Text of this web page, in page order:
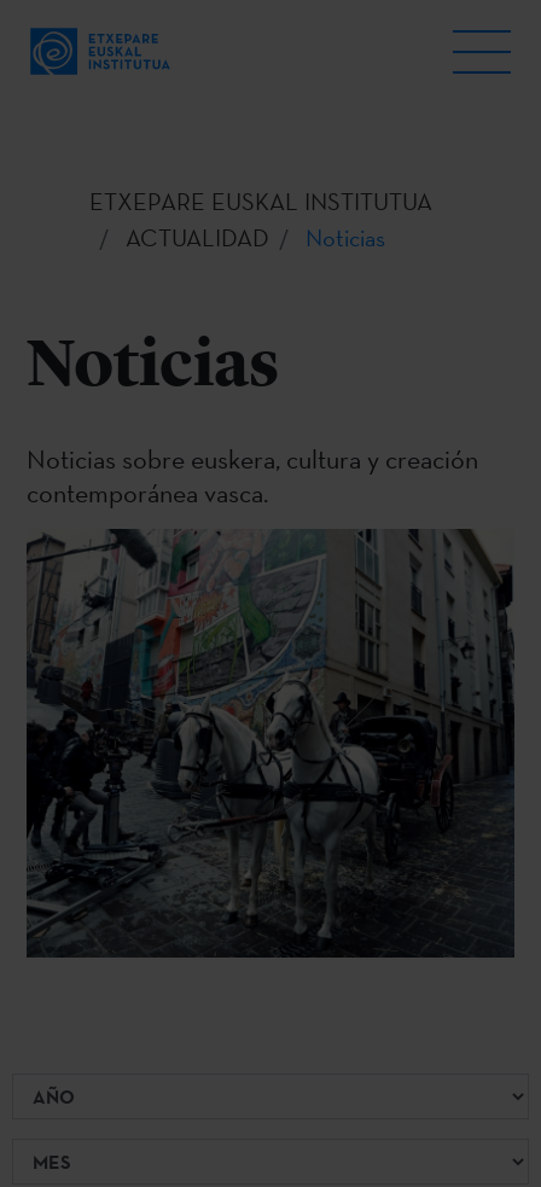
ETXEPARE EUSKAL INSTITUTUA
ACTUALIDAD
Noticias
Noticias
Noticias sobre euskera, cultura y creación
contemporánea vasca.
Año
Mes